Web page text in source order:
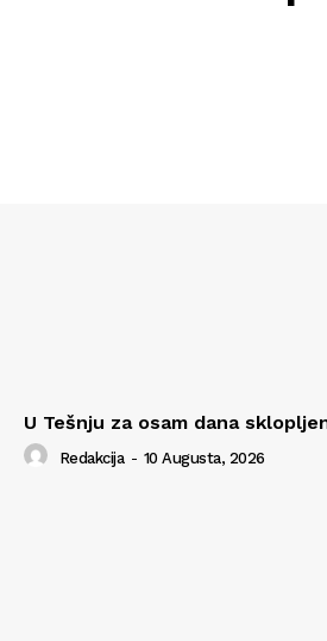
U Tešnju za osam dana
Redakcija - 10 Augusta, 2026